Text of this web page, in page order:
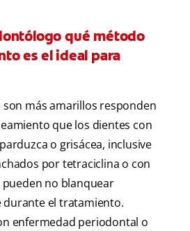
qué método
es el ideal para
son más amarillos responden
que los dientes con
o grisácea, inclusive
por tetraciclina o con
no blanquear
el tratamiento.
enfermedad periodontal o